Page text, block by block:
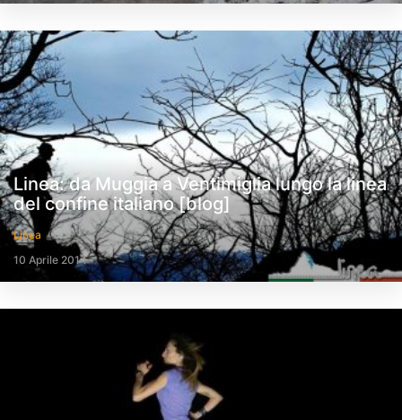
Linea: da Muggia a Ventimiglia lungo la linea
del confine italiano [blog]
Linea
10 Aprile 2014